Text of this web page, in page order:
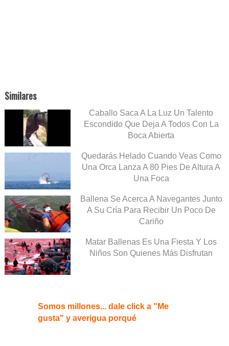
Similares
Caballo Saca A La Luz Un Talento
Escondido Que Deja A Todos Con La
Boca Abierta
Quedarás Helado Cuando Veas Como
Una Orca Lanza A 80 Pies De Altura A
Una Foca
Ballena Se Acerca A Navegantes Junto
A Su Cría Para Recibir Un Poco De
Cariño
Matar Ballenas Es Una Fiesta Y Los
Niños Son Quienes Más Disfrutan
Somos millones... dale click a "Me
gusta" y averigua porqué